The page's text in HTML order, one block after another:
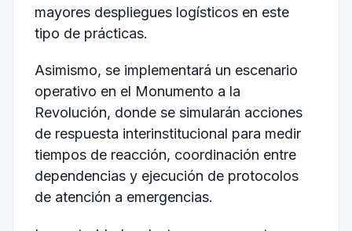
mayores despliegues logísticos en este
tipo de prácticas.
Asimismo, se implementará un escenario
operativo en el Monumento a la
Revolución, donde se simularán acciones
de respuesta interinstitucional para medir
tiempos de reacción, coordinación entre
dependencias y ejecución de protocolos
de atención a emergencias.